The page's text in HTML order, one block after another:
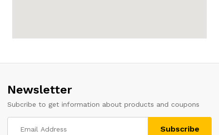
Newsletter
Subcribe to get information about products and coupons